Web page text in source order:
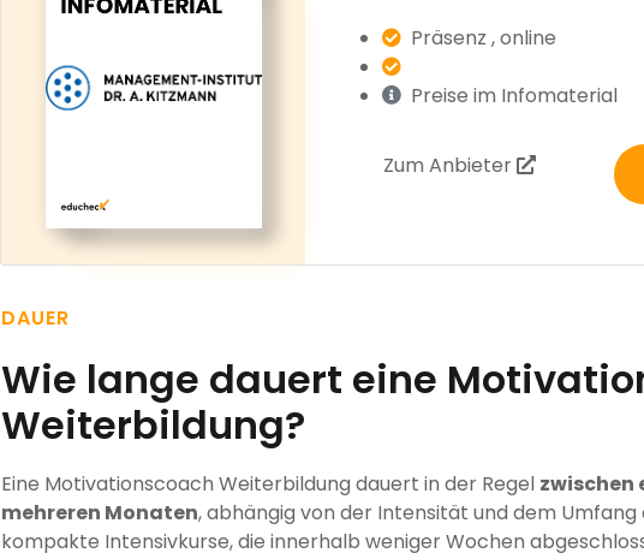
Präsenz , online
Preise im Infomaterial
Zum Anbieter
DAUER
Wie lange dauert eine
Weiterbildung?
Eine Motivationscoach Weiterbildung dauert in der Regel zwischen
mehreren Monaten, abhängig von der Intensität und dem Umfang
kompakte Intensivkurse, die innerhalb weniger Wochen